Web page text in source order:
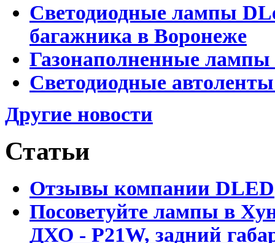
Светодиодные лампы
багажника в Воронеже
Газонаполненные
Светодиодные
Другие новости
Статьи
Отзывы компании DLED
Посоветуйте лампы в
ДХО - P21W, задний